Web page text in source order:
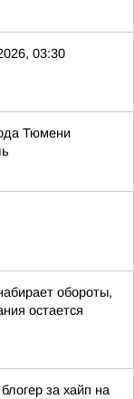
03:30
Тюмени
обороты,
остается
за хайп на